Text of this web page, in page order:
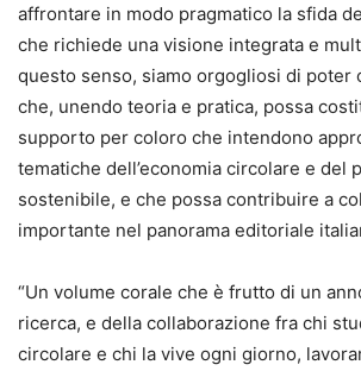
affrontare in modo pragmatico la sfida
che richiede una visione integrata e
questo senso, siamo orgogliosi di poter
che, unendo teoria e pratica, possa
supporto per coloro che intendono
tematiche dell’economia circolare e del
sostenibile, e che possa contribuire a
importante nel panorama editoriale
“Un volume corale che è frutto di un
ricerca, e della collaborazione fra chi
circolare e chi la vive ogni giorno,